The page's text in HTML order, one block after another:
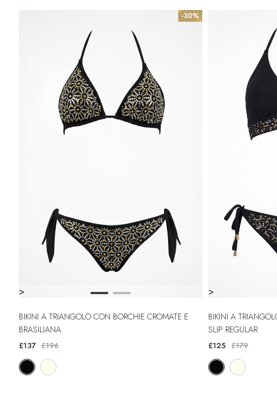
-30%
>
BIKINI A TRIANGOLO CON BORCHIE CROMATE E
BRASILIANA
£137 £196
>
BIKINI A TRIANGOLO A VELA CON BORCHIETTE E
SLIP REGULAR
£125 £179